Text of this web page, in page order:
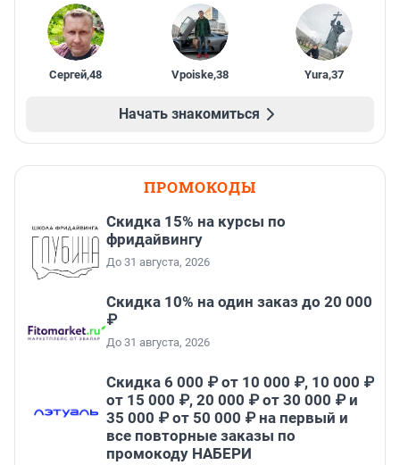
Сергей,48 Vpoiske,38 Yura,37
Начать знакомиться
ПРОМОКОДЫ
Скидка 15% на курсы по
фридайвингу
До 31 августа, 2026
Скидка 10% на один заказ до 20 000
₽
До 31 августа, 2026
Скидка 6 000 ₽ от 10 000 ₽, 10 000 ₽
от 15 000 ₽, 20 000 ₽ от 30 000 ₽ и
35 000 ₽ от 50 000 ₽ на первый и
все повторные заказы по
промокоду НАБЕРИ